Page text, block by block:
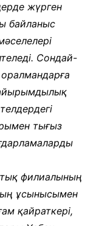
жүрген
байланыс
Сондай-
тығыз
филиалының
ұсынысымен
қайраткері,